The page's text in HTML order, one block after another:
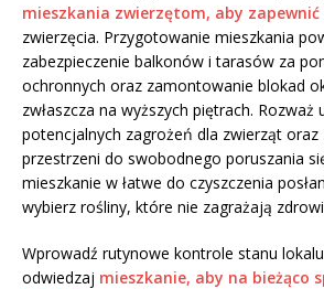
mieszkania zwierzętom, aby
zwierzęcia. Przygotowanie mieszkania
zabezpieczenie balkonów i tarasów za
ochronnych oraz zamontowanie blokad
zwłaszcza na wyższych piętrach. Rozważ
potencjalnych zagrożeń dla zwierząt oraz
przestrzeni do swobodnego poruszania
mieszkanie w łatwe do czyszczenia
wybierz rośliny, które nie zagrażają
Wprowadź rutynowe kontrole stanu
odwiedzaj mieszkanie, aby na bieżąco